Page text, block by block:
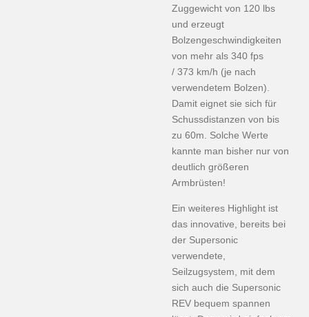
Zuggewicht von 120 lbs
und erzeugt
Bolzengeschwindigkeiten
von mehr als 340 fps
/ 373 km/h (je nach
verwendetem Bolzen).
Damit eignet sie sich für
Schussdistanzen von bis
zu 60m. Solche Werte
kannte man bisher nur von
deutlich größeren
Armbrüsten!
Ein weiteres Highlight ist
das innovative, bereits bei
der Supersonic
verwendete,
Seilzugsystem, mit dem
sich auch die Supersonic
REV bequem spannen